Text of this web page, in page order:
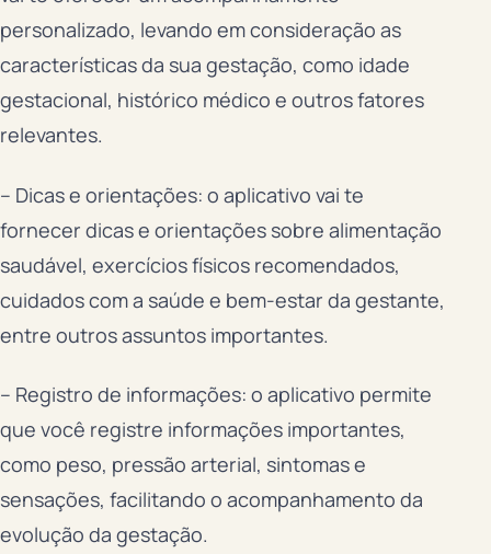
personalizado, levando em consideração as
características da sua gestação, como idade
gestacional, histórico médico e outros fatores
relevantes.
– Dicas e orientações: o aplicativo vai te
fornecer dicas e orientações sobre alimentação
saudável, exercícios físicos recomendados,
cuidados com a saúde e bem-estar da gestante,
entre outros assuntos importantes.
– Registro de informações: o aplicativo permite
que você registre informações importantes,
como peso, pressão arterial, sintomas e
sensações, facilitando o acompanhamento da
evolução da gestação.